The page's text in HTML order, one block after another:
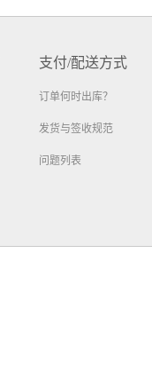
支付/配送方式
订单何时出库？
发货与签收规范
问题列表